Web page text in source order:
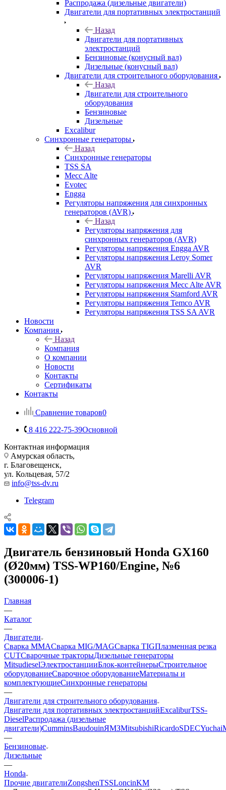
Распродажа (дизельные двигатели)
Двигатели для портативных электростанций
Назад
Двигатели для портативных
электростанций
Бензиновые (конусный вал)
Дизельные (конусный вал)
Двигатели для строительного оборудования
Назад
Двигатели для строительного
оборудования
Бензиновые
Дизельные
Excalibur
Синхронные генераторы
Назад
Синхронные генераторы
TSS SA
Mecc Alte
Evotec
Engga
Регуляторы напряжения для синхронных
генераторов (AVR)
Назад
Регуляторы напряжения для
синхронных генераторов (AVR)
Регуляторы напряжения Engga AVR
Регуляторы напряжения Leroy Somer
AVR
Регуляторы напряжения Marelli AVR
Регуляторы напряжения Mecc Alte AVR
Регуляторы напряжения Stamford AVR
Регуляторы напряжения Temco AVR
Регуляторы напряжения TSS SA AVR
Новости
Компания
Назад
Компания
О компании
Новости
Контакты
Сертификаты
Контакты
Сравнение товаров0
8 416 222-75-39Основной
Контактная информация
Амурская область,
г. Благовещенск,
ул. Кольцевая, 57/2
info@tss-dv.ru
Telegram
Двигатель бензиновый Honda GX160
(Ø20мм) TSS-WP160/Engine, №6
(300006-1)
Главная
—
Каталог
—
Двигатели
Сварка MMAСварка MIG/MAGСварка TIGПлазменная резка
CUTСварочные тракторыДизельные генераторы
MitsudieselЭлектростанцииБлок-контейнерыСтроительное
оборудованиеСварочное оборудованиеМатериалы и
комплектующиеСинхронные генераторы
—
Двигатели для строительного оборудования
Двигатели для портативных электростанцийExcaliburTSS-
DieselРаспродажа (дизельные
двигатели)CumminsBaudouinЯМЗMitsubishiRicardoSDECYuchai
—
Бензиновые
Дизельные
—
Honda
Прочие двигателиZongshenTSSLoncinKM